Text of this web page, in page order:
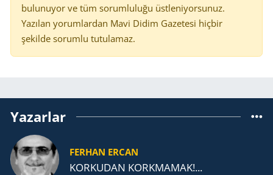
bulunuyor ve tüm sorumluluğu üstleniyorsunuz.
Yazılan yorumlardan Mavi Didim Gazetesi hiçbir
şekilde sorumlu tutulamaz.
Yazarlar
FERHAN ERCAN
KORKUDAN KORKMAMAK!...